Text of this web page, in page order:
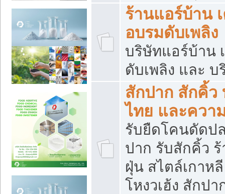
ร้านแอร์บ้าน
อบรมดับเพลิง
บริษัทแอร์บ้าน
ดับเพลิง และ
สักปาก สักคิ้
ไทย และควา
รับยืดโคนดัดป
ปาก รับสักคิ้ว
ฝุ่น สไตล์เกาห
โหงวเฮ้ง สักป